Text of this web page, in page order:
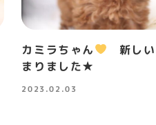
カミラちゃん
新しい
まりました★
投稿日
2023.02.03